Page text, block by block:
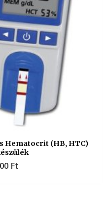
Hematocrit (HB, HTC)
Ft